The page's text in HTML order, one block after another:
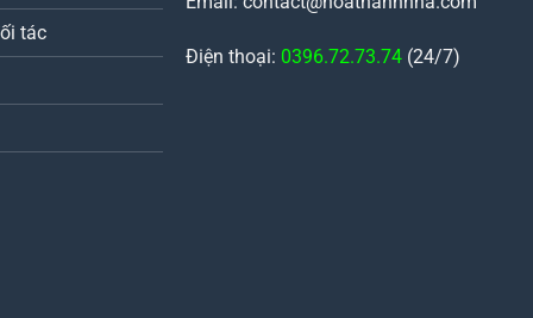
tác
Điện thoại: 0396.72.73.74 (24/7)